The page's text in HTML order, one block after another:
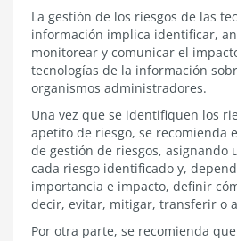
Gestión
de
riesgos
de
las
tecnologías
la
información
La gestión de los riesgos de las
información implica identificar,
monitorear y comunicar el
tecnologías de la información
organismos administradores.
Una vez que se identifiquen los
apetito de riesgo, se recomienda
de gestión de riesgos, asignando
cada riesgo identificado y,
importancia e impacto, definir
decir, evitar, mitigar, transferir o
Por otra parte, se recomienda